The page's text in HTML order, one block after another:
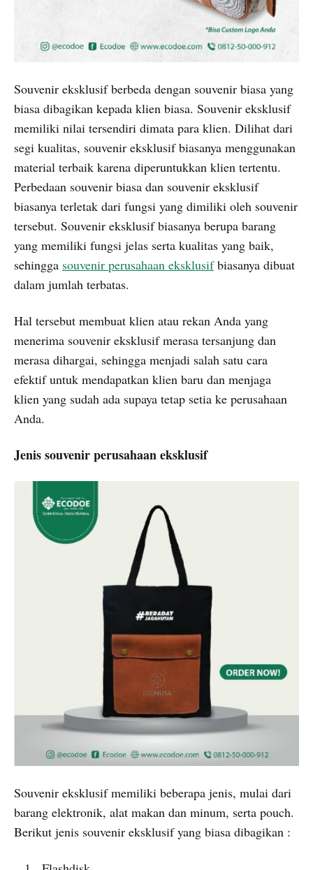
Souvenir eksklusif berbeda dengan souvenir biasa yang
biasa dibagikan kepada klien biasa. Souvenir eksklusif
memiliki nilai tersendiri dimata para klien. Dilihat dari
segi kualitas, souvenir eksklusif biasanya menggunakan
material terbaik karena diperuntukkan klien tertentu.
Perbedaan souvenir biasa dan souvenir eksklusif
biasanya terletak dari fungsi yang dimiliki oleh souvenir
tersebut. Souvenir eksklusif biasanya berupa barang
yang memiliki fungsi jelas serta kualitas yang baik,
sehingga souvenir perusahaan eksklusifbiasanya dibuat
dalam jumlah terbatas.
Hal tersebut membuat klien atau rekan Anda yang
menerima souvenir eksklusif merasa tersanjung dan
merasa dihargai, sehingga menjadi salah satu cara
efektif untuk mendapatkan klien baru dan menjaga
klien yang sudah ada supaya tetap setia ke perusahaan
Anda.
Jenis souvenir perusahaan eksklusif
Souvenir eksklusif memiliki beberapa jenis, mulai dari
barang elektronik, alat makan dan minum, serta pouch.
Berikut jenis souvenir eksklusif yang biasa dibagikan :